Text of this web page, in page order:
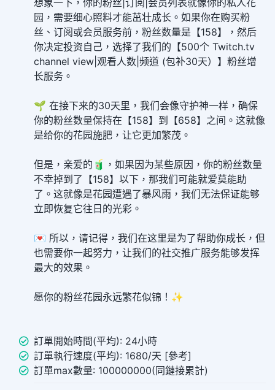
想象一下，你的粉丝|订阅|会员列表就像你的私人花
园，需要细心照料才能茁壮成长。如果你在购买粉
丝、订阅或会员服务前，粉丝数量是【158】，然后
你决定投资自己，选择了我们的【500个 Twitch.tv
channel view|观看人数|频道 (包补30天）】粉丝增
长服务。
🌱 在接下来的30天里，我们会像守护神一样，确保
你的粉丝数量保持在【158】到【658】之间。这就像
是给你的花园施肥，让它更加繁茂。
但是，亲爱的🧃，如果因为某些原因，你的粉丝数量
不幸掉到了【158】以下，那我们可能就爱莫能助
了。这就像是花园遭遇了暴风雨，我们无法保证能够
立即恢复它往日的光彩。
💌 所以，请记得，我们在这里是为了帮助你成长，但
也需要你一起努力，让我们的社交推广服务能够发挥
最大的效果。
愿你的粉丝花园永远繁花似锦！✨
訂單開始時間(平均): 24小時
訂單執行速度(平均): 1680/天 [參考]
訂單max數量: 100000000(同鏈接累計)